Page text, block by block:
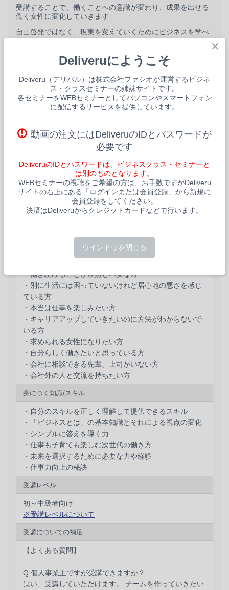
受講することで、働くことへの意識が変わり、成果を出せる
働く女性に変化していきます
自己啓発ではなく、現実を変えていくためにビジネスを学べ
それらを実生活で活かしていくことで不安をなくしていきま
【SMART WOMAN®とは】
どんな環境でも自分らしく働いていて輝いている女性
知性と品性に溢れており、自分の望む生き方を自由に選べる
賢い女性を指します
カリキュラム/プログラム
【カリキュラム】
・今までの働く女性が求められてきたもの
・これからの働く女性が求められるもの
・世代間の価値観ギャップと世の中の流れを考察しよう
・家族はチーム！で仕事も子育ても楽しむ次世代の働き方
・なぜ課題解決能力が必要なのか
・どこにいても求められる女性に必要なスキル
・ここを見ると仕事力が圧倒的に向上する！
・理不尽さの受け入れ方
・コミュニケーション能力を磨く
・課題解決能力を磨く初めの一歩
・SMART WOMAN®に必要なのはたった2つの能力
・未来を選択出来る女性になろう！
まとめ
受講対象者の職種/職位
・働き続けることが漠然と不安な方
・別に生活には困っていないけれど居心地の悪さを感じ
ている方
・本当は仕事を楽しみたい方
・キャリアアップしていきたいのに方法がわからないで
いる方
・求められる女性になりたい方
・自分らしく働きたいと思っている方
・会社に相談できる先輩、上司がいない方
・会社外の人と交流を持ちたい方
身につく知識/スキル
・自分のスキルを正しく理解して提供できるスキル
・「ビジネスとは」の基本知識とそれによる視点の変化
・シンプルに答えを導く力
・仕事も子育ても楽しむ次世代の働き方
・未来を選択するために必要な力や経験
・仕事力向上の秘訣
受講レベル
初～中級者向け
※受講レベルについて
受講についての補足
【よくある質問】
Q.個人事業主ですが受講できますか？
はい、受講していただけます。 チームを作っていきたい
×
Deliveruにようこそ
Deliveru（デリバル）は株式会社ファシオが運営するビジネ
ス・クラスセミナーの姉妹サイトです。
各セミナーをWEBセミナーとしてパソコンやスマートフォン
に配信するサービスを提供しています。
動画の注文にはDeliveruのIDとパスワードが
必要です
DeliveruのIDとパスワードは、ビジネスクラス・セミナーと
は別のものとなります。
WEBセミナーの視聴をご希望の方は、お手数ですがDeliveru
サイトの右上にある「ログインまたは会員登録」から新規に
会員登録をしてください。
決済はDeliveruからクレジットカードなどで行います。
ウインドウを閉じる